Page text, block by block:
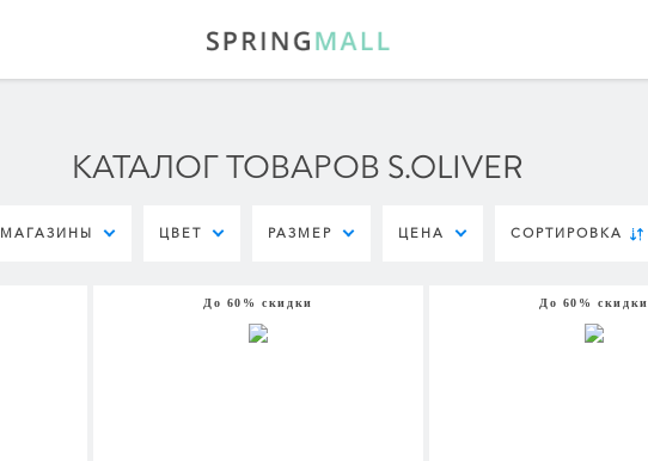
КАТАЛОГ ТОВАРОВ S.OLIVER
МАГАЗИНЫ ЦВЕТ РАЗМЕР ЦЕНА СОРТИРОВКА
До 60% скидки До 60% скидки